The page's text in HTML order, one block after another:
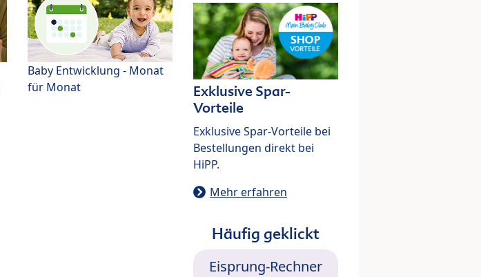
Baby Entwicklung - Monat
für Monat
Exklusive Spar-
Vorteile
Exklusive Spar-Vorteile bei
Bestellungen direkt bei
HiPP.
Mehr erfahren
Häufig geklickt
Eisprung-Rechner